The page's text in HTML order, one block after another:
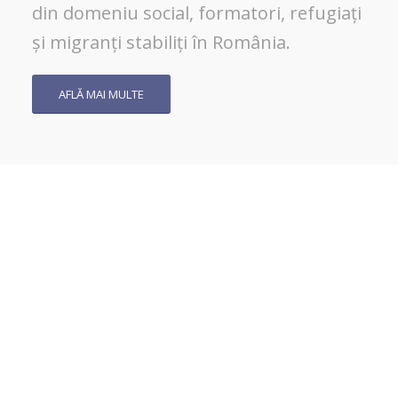
din domeniu social, formatori, refugiați
și migranți stabiliți în România.
AFLĂ MAI MULTE